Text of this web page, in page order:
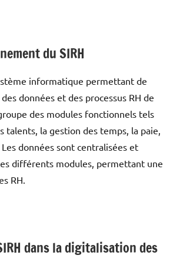
du SIRH
informatique permettant de
données et des processus RH de
des modules fonctionnels tels
talents, la gestion des temps, la paie,
données sont centralisées et
différents modules, permettant une
RH.
dans la digitalisation des